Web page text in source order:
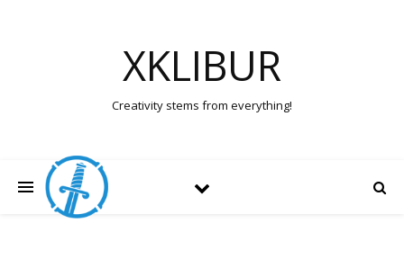
XKLIBUR
Creativity stems from everything!